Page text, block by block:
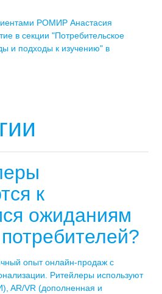
РОМИР Анастасия
в секции "Потребительское
и подходы к изучению" в
к
ожиданиям
опыт онлайн-продаж с
Ритейлеры используют
AR/VR (дополненная и